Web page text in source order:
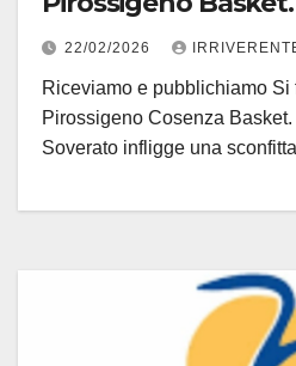
opera Soverato
22/02/2026
Riceviamo e pubblichiamo Si
Pirossigeno Cosenza
Soverato infligge una